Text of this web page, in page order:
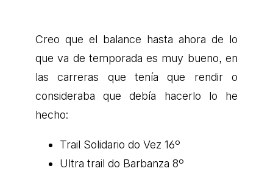
Creo que el balance hasta ahora de lo
que va de temporada es muy bueno, en
las carreras que tenía que rendir o
consideraba que debía hacerlo lo he
hecho:
Trail Solidario do Vez 16º
Ultra trail do Barbanza 8º